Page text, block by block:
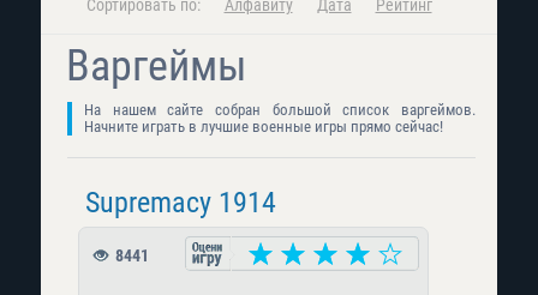
Сортировать по: Алфавиту Дата Рейтинг
Варгеймы
На нашем сайте собран большой список варгеймов.
Начните играть в лучшие военные игры прямо сейчас!
Supremacy 1914
8441